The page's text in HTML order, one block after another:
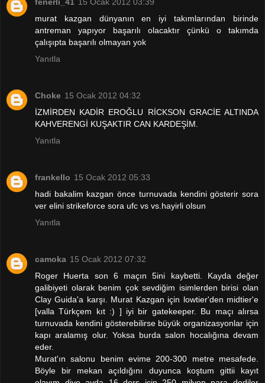
fenerli_41 15 Ocak 2012 03:39
murat kazgan dünyanın en iyi takımlarından birinde
antreman yapıyor başarılı olacaktır çünkü o takımda
çalışıpta başarılı olmayan yok
Yanıtla
Choke 15 Ocak 2012 04:32
İZMİRDEN KADİR EROĞLU RİCKSON GRACİE ALTINDA
KAHVERENGİ KUŞAKTIR CAN KARDEŞİM.
Yanıtla
frankello 15 Ocak 2012 05:33
hadi bakalim kazgan önce turnuvada kendini gösterir sora
ver elini strikeforce sora ufc vs vs.hayirli olsun
Yanıtla
camoka 15 Ocak 2012 07:32
Roger Huerta son 6 maçın 5ini kaybetti. Kayda değer
galibiyeti olarak benim çok sevdiğim isimlerden birisi olan
Clay Guida'a karşı. Murat Kazgan için lowtier'den midtier'e
[valla Türkçem kıt :) ] iyi bir gatekeeper. Bu maçı alırsa
turnuvada kendini gösterebilirse büyük organizasyonlar için
kapı aralamış olur. Yoksa burda salon hocalığına devam
eder.
Murat'ın salonu benim evime 200-300 metre mesafede.
Böyle bir mekan açıldığını duyunca koştum gittii kayıt